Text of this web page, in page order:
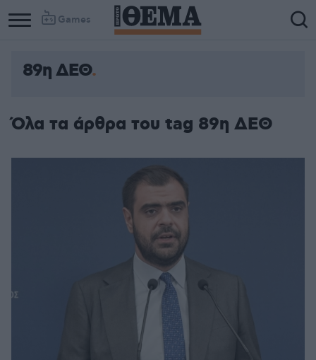
Games
89η ΔΕΘ
Όλα τα άρθρα του tag 89η ΔΕΘ